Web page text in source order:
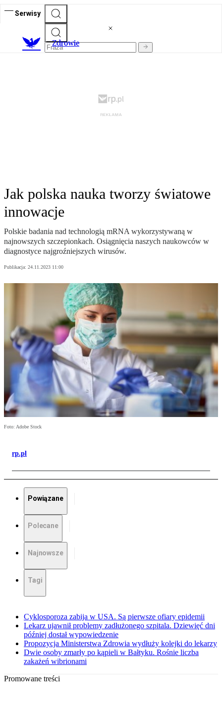
Serwisy
Zdrowie
Jak polska nauka tworzy światowe
innowacje
Polskie badania nad technologią mRNA wykorzystywaną w
najnowszych szczepionkach. Osiągnięcia naszych naukowców w
diagnostyce najgroźniejszych wirusów.
Publikacja: 24.11.2023 11:00
Foto: Adobe Stock
rp.pl
Powiązane
Polecane
Najnowsze
Tagi
Cyklosporoza zabija w USA. Są pierwsze ofiary epidemii
Lekarz ujawnił problemy zadłużonego szpitala. Dziewięć dni
później dostał wypowiedzenie
Propozycja Ministerstwa Zdrowia wydłuży kolejki do lekarzy
Dwie osoby zmarły po kąpieli w Bałtyku. Rośnie liczba
zakażeń wibrionami
Promowane treści